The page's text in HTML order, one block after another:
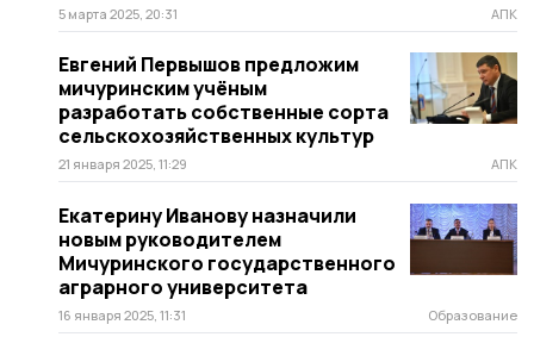
5 марта 2025, 20:31 АПК
Евгений Первышов предложим
мичуринским учёным
разработать собственные сорта
сельскохозяйственных культур
21 января 2025, 11:29 АПК
Екатерину Иванову назначили
новым руководителем
Мичуринского государственного
аграрного университета
16 января 2025, 11:31 Образование